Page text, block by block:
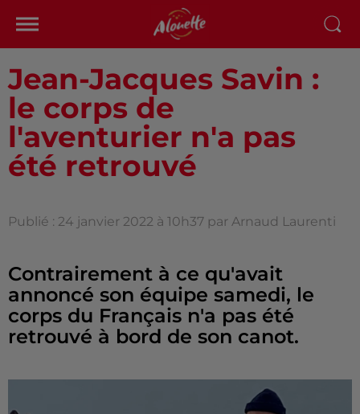
Jean-Jacques Savin :
le corps de
l'aventurier n'a pas
été retrouvé
Publié : 24 janvier 2022 à 10h37 par Arnaud Laurenti
Contrairement à ce qu'avait
annoncé son équipe samedi, le
corps du Français n'a pas été
retrouvé à bord de son canot.